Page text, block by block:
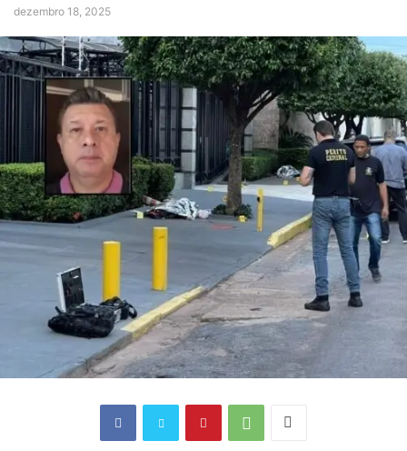
dezembro 18, 2025